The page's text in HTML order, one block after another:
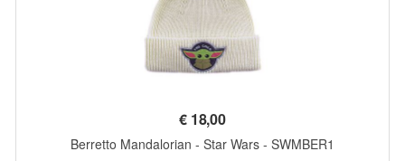
€ 18,00
Berretto Mandalorian - Star Wars - SWMBER1